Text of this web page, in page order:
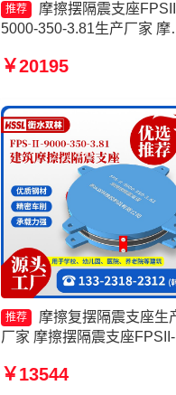
推荐
摩擦摆隔震支座
5000-350-3.81生产厂家 摩
擦摆式橡胶隔震支座源头
300-3.48厂家
￥20195
推荐
摩擦复摆隔震支座生
厂家 摩擦摆隔震支座FPSII-
摆式减隔震支座 摩擦摆隔
￥13544